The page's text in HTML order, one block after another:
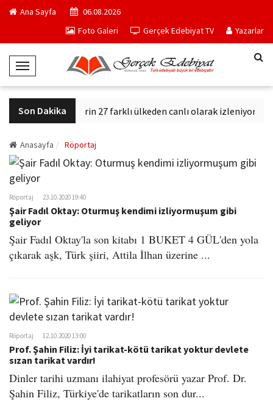
Ana Sayfa
06.08.2026
Foto Galeri
Gerçek Edebiyat TV Yazarlar
T
o
g
g
e
N
a
i
g
a
t
n
Son Dakika
Ankara kedilerin 27 farklı ülkeden canlı olarak izleniyor
Anasayfa Röportaj
Röportaj 23.10.2020 19:40
Şair Fadıl Oktay: Oturmuş kendimi izliyormuşum gibi
geliyor
Şair Fadıl Oktay'la son kitabı 1 BUKET 4 GÜL'den yola
çıkarak aşk, Türk şiiri, Attila İlhan üzerine ...
Röportaj 12.10.2020 13:00
Prof. Şahin Filiz: İyi tarikat-kötü tarikat yoktur devlete
sızan tarikat vardır!
Dinler tarihi uzmanı ilahiyat profesörü yazar Prof. Dr.
Şahin Filiz, Türkiye'de tarikatların son dur...